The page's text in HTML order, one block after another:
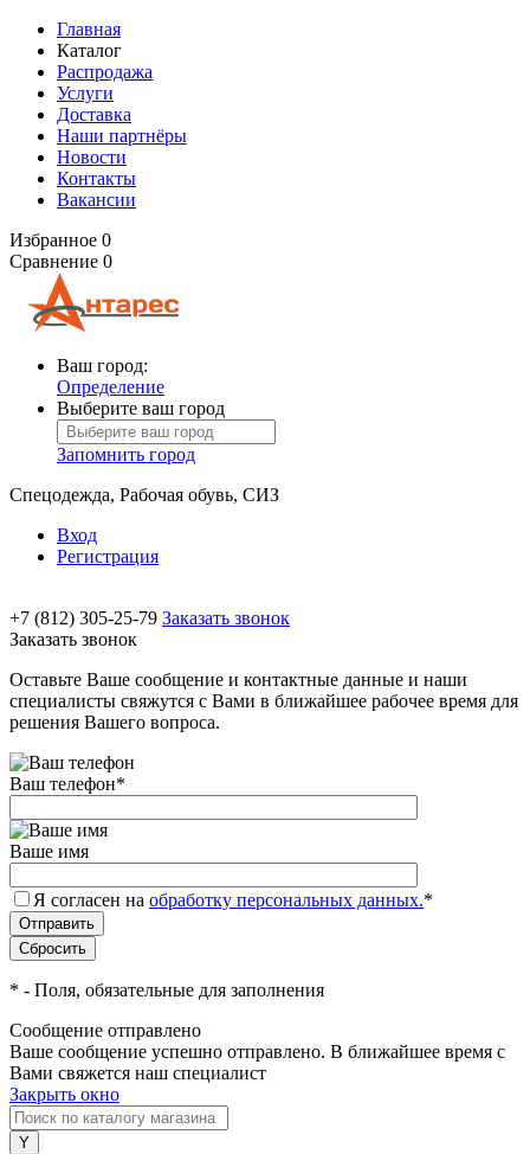
Главная
Каталог
Распродажа
Услуги
Доставка
Наши партнёры
Новости
Контакты
Вакансии
Избранное 0
Сравнение 0
Ваш город:
Определение
Выберите ваш город
Запомнить город
Спецодежда, Рабочая обувь, СИЗ
Вход
Регистрация
+7 (812) 305-25-79 Заказать звонок
Заказать звонок
Оставьте Ваше сообщение и контактные данные и наши
специалисты свяжутся с Вами в ближайшее рабочее время для
решения Вашего вопроса.
Ваш телефон*
Ваше имя
Я согласен на обработку персональных данных.*
* - Поля, обязательные для заполнения
Сообщение отправлено
Ваше сообщение успешно отправлено. В ближайшее время с
Вами свяжется наш специалист
Закрыть окно